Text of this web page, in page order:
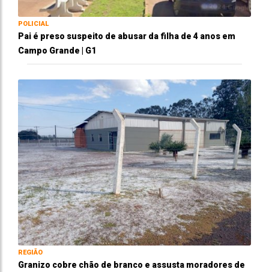
POLICIAL
Pai é preso suspeito de abusar da filha de 4 anos em
Campo Grande | G1
REGIÃO
Granizo cobre chão de branco e assusta moradores de